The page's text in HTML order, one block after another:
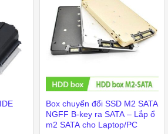
Box chuyển đổi SSD M2 SATA
NGFF B-key ra SATA – Lắp ổ
m2 SATA cho Laptop/PC